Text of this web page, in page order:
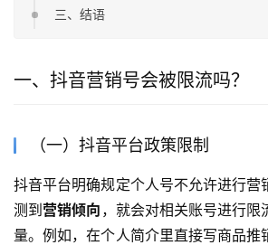
三、结语
一、抖音营销号会被限流吗？
（一）抖音平台政策限制
抖音平台明确规定个人号不允许进行营
测到营销倾向 ，就会对相关账号进行
量。例如，在个人简介里直接写商品推